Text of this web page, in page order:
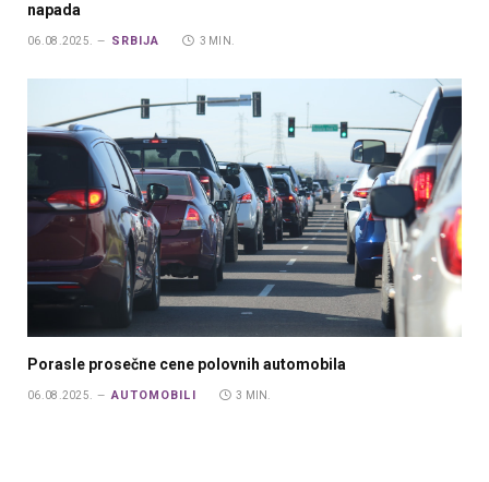
napada
06.08.2025. SRBIJA 3 MIN.
Porasle prosečne cene polovnih automobila
06.08.2025. AUTOMOBILI 3 MIN.